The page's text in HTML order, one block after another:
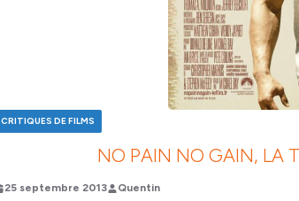
CRITIQUES DE FILMS
NO PAIN NO GAIN, LA
25 septembre 2013 Quentin